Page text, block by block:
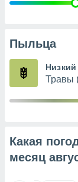
Пыльца
Низкий
Травы
Какая
месяц